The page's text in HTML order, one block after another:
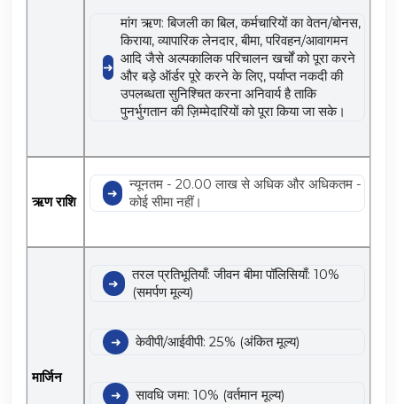
मांग ऋण: बिजली का बिल, कर्मचारियों का वेतन/बोनस,
किराया, व्यापारिक लेनदार, बीमा, परिवहन/आवागमन
आदि जैसे अल्पकालिक परिचालन खर्चों को पूरा करने
और बड़े ऑर्डर पूरे करने के लिए, पर्याप्त नकदी की
उपलब्धता सुनिश्चित करना अनिवार्य है ताकि
पुनर्भुगतान की ज़िम्मेदारियों को पूरा किया जा सके।
ऋण राशि
न्यूनतम - 20.00 लाख से अधिक और अधिकतम -
कोई सीमा नहीं।
मार्जिन
तरल प्रतिभूतियाँ: जीवन बीमा पॉलिसियाँ: 10%
(समर्पण मूल्य)
केवीपी/आईवीपी: 25% (अंकित मूल्य)
सावधि जमा: 10% (वर्तमान मूल्य)